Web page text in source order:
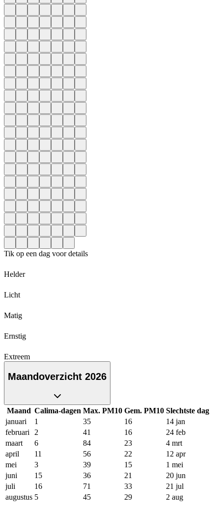
Tik op een dag voor details
Helder
Licht
Matig
Ernstig
Extreem
Maandoverzicht 2026
Maand Calima-dagen Max. PM10 Gem. PM10 Slechtste dag
januari
1 35 16
14 jan
februari
2 41 16
24 feb
maart
6 84 23
4 mrt
april
11 56 22
12 apr
mei
3 39 15
1 mei
juni
15 36 21
20 jun
juli
16 71 33
21 jul
augustus 5 45 29 2 aug